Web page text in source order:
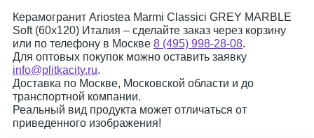
Керамогранит Ariostea Marmi Classici GREY MARBLE
Soft (60x120) Италия – сделайте заказ через корзину
или по телефону в Москве 8 (495) 998-28-08.
Для оптовых покупок можно оставить заявку
info@plitkacity.ru.
Доставка по Москве, Московской области и до
транспортной компании.
Реальный вид продукта может отличаться от
приведенного изображения!